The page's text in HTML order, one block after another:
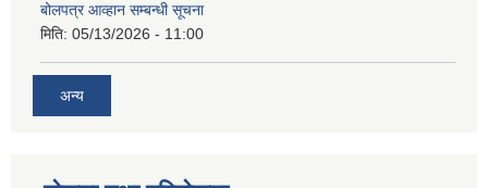
बोलपत्र आव्हान सम्बन्धी सूचना
मिति: 05/13/2026 - 11:00
अन्य